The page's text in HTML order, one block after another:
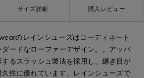
サイズ詳細 購入レビュー
のレインシューズはコーディネート
ードなローファーデザイン。。アッパ
るスラッシュ製法を採用し、継ぎ目が
性に優れています。レインシューズで